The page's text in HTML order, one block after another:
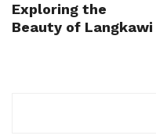
Exploring the
Beauty of Langkawi